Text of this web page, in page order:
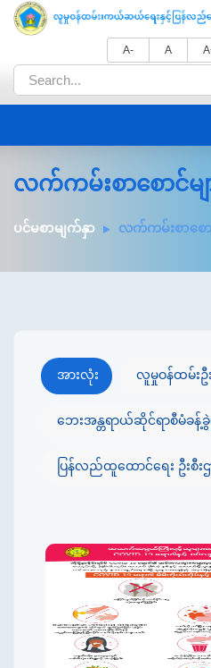
A- A
လက်ကမ်းစာစောင်မျ
ပင်မစာမျက်နှာ လက်ကမ်းစာစော
အားလုံး လူမှုဝန်ထမ်းဦး
ဘေးအန္တရာယ်ဆိုင်ရာစီမံခန့်ခွဲ
ပြန်လည်ထူထောင်ရေး ဦးစီးဌ